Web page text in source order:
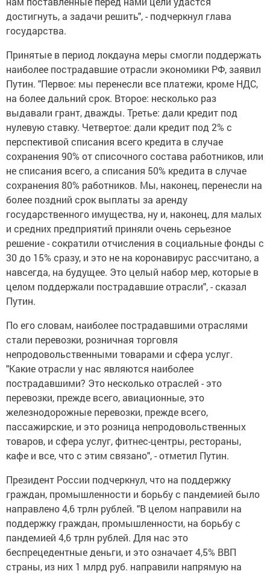
достигнуть, а задачи решить", - подчеркнул глава
государства.
Принятые в период локдауна меры смогли поддержать
наиболее пострадавшие отрасли экономики РФ, заявил
Путин. "Первое: мы перенесли все платежи, кроме НДС,
на более дальний срок. Второе: несколько раз
выдавали грант, дважды. Третье: дали кредит под
нулевую ставку. Четвертое: дали кредит под 2% с
перспективой списания всего кредита в случае
сохранения 90% от списочного состава работников, или
не списания всего, а списания 50% кредита в случае
сохранения 80% работников. Мы, наконец, перенесли на
более поздний срок выплаты за аренду
государственного имущества, ну и, наконец, для малых
и средних предприятий приняли очень серьезное
решение - сократили отчисления в социальные фонды с
30 до 15% сразу, и это не на коронавирус рассчитано, а
навсегда, на будущее. Это целый набор мер, которые в
целом поддержали пострадавшие отрасли", - сказал
Путин.
По его словам, наиболее пострадавшими отраслями
стали перевозки, розничная торговля
непродовольственными товарами и сфера услуг.
"Какие отрасли у нас являются наиболее
пострадавшими? Это несколько отраслей - это
перевозки, прежде всего, авиационные, это
железнодорожные перевозки, прежде всего,
пассажирские, и это розница непродовольственных
товаров, и сфера услуг, фитнес-центры, рестораны,
кафе и все, что с этим связано", - отметил Путин.
Президент России подчеркнул, что на поддержку
граждан, промышленности и борьбу с пандемией было
направлено 4,6 трлн рублей. "В целом направили на
поддержку граждан, промышленности, на борьбу с
пандемией 4,6 трлн рублей. Для нас это
беспрецедентные деньги, и это означает 4,5% ВВП
страны, из них 1 млрд руб. направили напрямую на